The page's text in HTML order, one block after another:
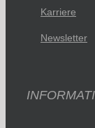
Karriere
Newsletter